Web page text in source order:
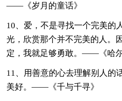
——《岁月的童话》
10、爱，不是寻找一个完美的
光，欣赏那个并不完美的人。
定，我就足够勇敢。——《哈尔
11、用善意的心去理解别人的
美好。——《千与千寻》